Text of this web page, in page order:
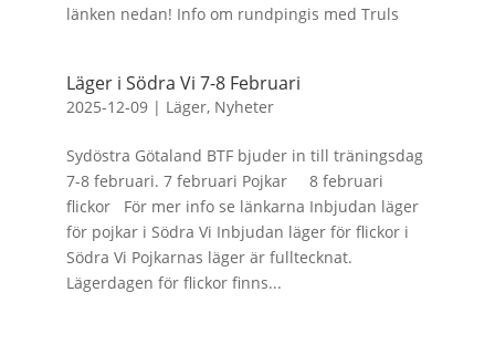
länken nedan! Info om rundpingis med Truls
Läger i Södra Vi 7-8 Februari
2025-12-09| Läger, Nyheter
Sydöstra Götaland BTF bjuder in till träningsdag
7-8 februari. 7 februari Pojkar 8 februari
flickor För mer info se länkarna Inbjudan läger
för pojkar i Södra Vi Inbjudan läger för flickor i
Södra Vi Pojkarnas läger är fulltecknat.
Lägerdagen för flickor finns...